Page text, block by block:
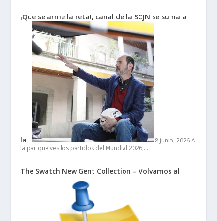
¡Que se arme la reta!, canal de la SCJN se suma a
la… 8 junio, 2026 A
la par que ves los partidos del Mundial 2026,…
The Swatch New Gent Collection – Volvamos al